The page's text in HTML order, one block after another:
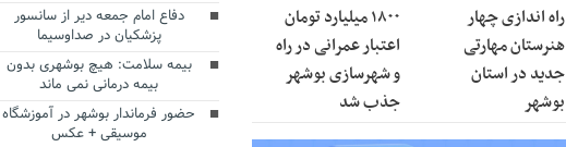
راه اندازی چهار
هنرستان مهارتی
جدید در استان
بوشهر
۱۸۰۰ میلیارد تومان
اعتبار عمرانی در راه
و شهرسازی بوشهر
جذب شد
دفاع امام جمعه دیر از سانسور
پزشکیان در صداوسیما
بیمه سلامت: هیچ بوشهری بدون
بیمه درمانی نمی ماند
حضور فرماندار بوشهر در آموزشگاه
موسیقی + عکس